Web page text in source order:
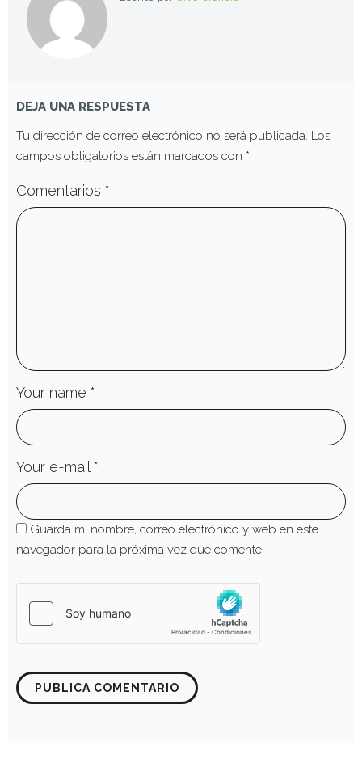
DEJA UNA RESPUESTA
Tu dirección de correo electrónico no será publicada. Los
campos obligatorios están marcados con *
Comentarios *
Your name *
Your e-mail *
Guarda mi nombre, correo electrónico y web en este
navegador para la próxima vez que comente.